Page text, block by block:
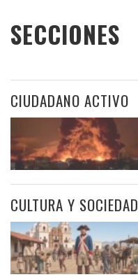
SECCIONES
CIUDADANO ACTIVO
CULTURA Y SOCIEDAD